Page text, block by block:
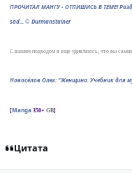
ПРОЧИТАЛ МАНГУ - ОТПИШИСЬ В ТЕМЕ!
sad... ©Durmanstainer
С вашим подходом я еще удивляюсь, что вы
Новосёлов Олег: "Женщина. Учебник для
[Manga 350+ GB]
Цитата